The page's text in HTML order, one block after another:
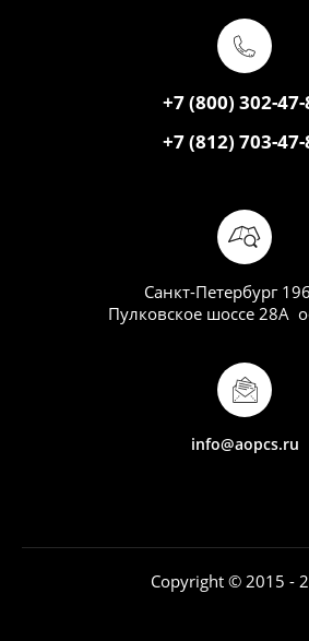
+7 (800) 302-47-
+7 (812) 703-47-
Санкт-Петербург
Пулковское шоссе 28А
info@aopcs.ru
Copyright © 2015 -